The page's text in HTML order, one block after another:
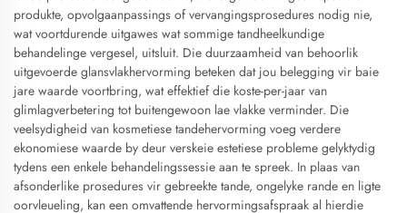
produkte, opvolgaanpassings of vervangingsprosedures nodig nie,
wat voortdurende uitgawes wat sommige tandheelkundige
behandelinge vergesel, uitsluit. Die duurzaamheid van behoorlik
uitgevoerde glansvlakhervorming beteken dat jou belegging vir baie
jare waarde voortbring, wat effektief die koste-per-jaar van
glimlagverbetering tot buitengewoon lae vlakke verminder. Die
veelsydigheid van kosmetiese tandehervorming voeg verdere
ekonomiese waarde by deur verskeie estetiese probleme gelyktydig
tydens een enkele behandelingssessie aan te spreek. In plaas van
afsonderlike prosedures vir gebreekte tande, ongelyke rande en ligte
oorvleueling, kan een omvattende hervormingsafspraak al hierdie